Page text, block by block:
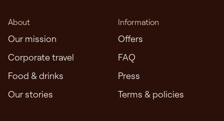
About
Our mission
Corporate travel
Food & drinks
Our stories
Information
Offers
FAQ
Press
Terms & policies